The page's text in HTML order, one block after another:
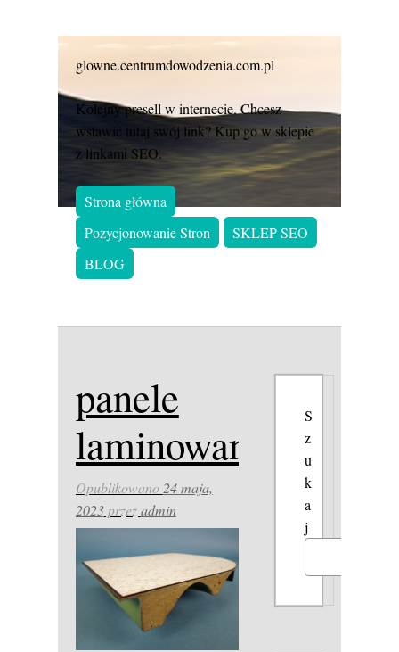
glowne.centrumdowodzenia.com.pl
Kolejny presell w internecie. Chcesz
wstawić tutaj swój link? Kup go w sklepie
z linkami SEO.
Strona główna
Pozycjonowanie Stron
SKLEP SEO
BLOG
panele
laminowane
Opublikowano 24 maja,
2023przezadmin
S
z
u
k
a
j